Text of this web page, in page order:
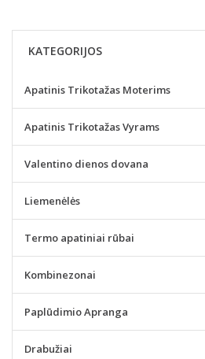
KATEGORIJOS
Apatinis Trikotažas Moterims
Apatinis Trikotažas Vyrams
Valentino dienos dovana
Liemenėlės
Termo apatiniai rūbai
Kombinezonai
Paplūdimio Apranga
Drabužiai